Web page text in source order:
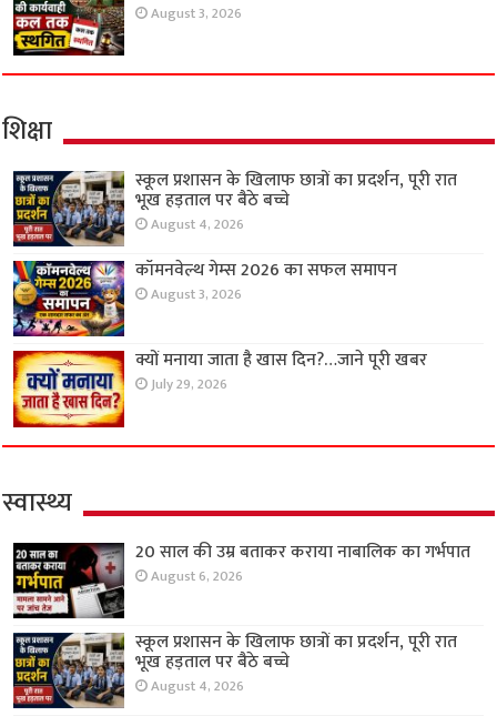
August 3, 2026
शिक्षा
स्कूल प्रशासन के खिलाफ छात्रों का प्रदर्शन, पूरी रात
भूख हड़ताल पर बैठे बच्चे
August 4, 2026
कॉमनवेल्थ गेम्स 2026 का सफल समापन
August 3, 2026
क्यों मनाया जाता है खास दिन?…जाने पूरी खबर
July 29, 2026
स्वास्थ्य
20 साल की उम्र बताकर कराया नाबालिक का गर्भपात
August 6, 2026
स्कूल प्रशासन के खिलाफ छात्रों का प्रदर्शन, पूरी रात
भूख हड़ताल पर बैठे बच्चे
August 4, 2026